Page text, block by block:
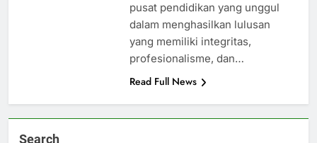
pusat pendidikan yang unggul
dalam menghasilkan lulusan
yang memiliki integritas,
profesionalisme, dan…
Read Full News
Search